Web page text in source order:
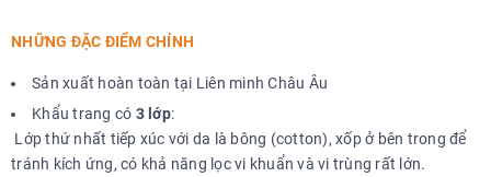
NHỮNG ĐẶC ĐIỂM CHÍNH
Sản xuất hoàn toàn tại Liên minh Châu Âu
Khẩu trang có 3 lớp:
Lớp thứ nhất tiếp xúc với da là bông (cotton), xốp ở bên trong để
tránh kích ứng, có khả năng lọc vi khuẩn và vi trùng rất lớn.